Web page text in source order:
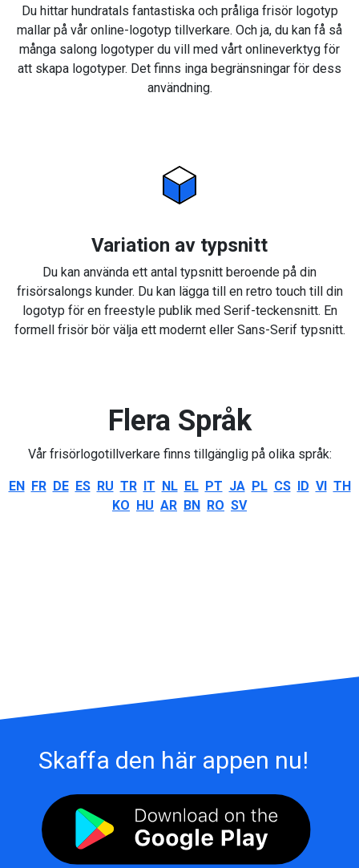
Du hittar hundratals fantastiska och pråliga frisör logotyp
mallar på vår online-logotyp tillverkare. Och ja, du kan få så
många salong logotyper du vill med vårt onlineverktyg för
att skapa logotyper. Det finns inga begränsningar för dess
användning.
Variation av typsnitt
Du kan använda ett antal typsnitt beroende på din
frisörsalongs kunder. Du kan lägga till en retro touch till din
logotyp för en freestyle publik med Serif-teckensnitt. En
formell frisör bör välja ett modernt eller Sans-Serif typsnitt.
Flera Språk
Vår frisörlogotillverkare finns tillgänglig på olika språk:
EN FR DE ES RU TR IT NL EL PT JA PL CS ID VI TH
KO HU AR BN RO SV
Skaffa den här appen nu!